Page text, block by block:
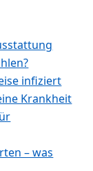
infiziert
Krankheit
– was